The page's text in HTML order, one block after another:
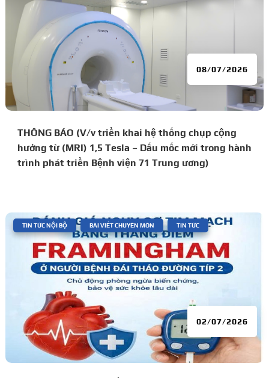
THÔNG BÁO (V/v triển khai hệ thống chụp cộng
hưởng từ (MRI) 1,5 Tesla – Dấu mốc mới trong hành
trình phát triển Bệnh viện 71 Trung ương)
08/07/2026
02/07/2026
TIN TỨC NỘI BỘ BÀI VIẾT CHUYÊN MÔN TIN TỨC